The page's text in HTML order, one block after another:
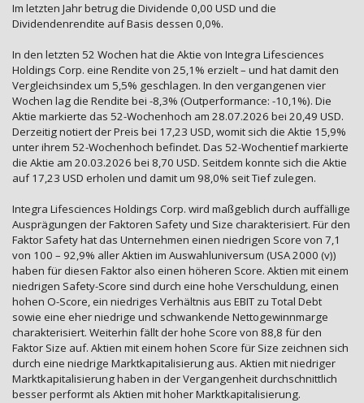
Im letzten Jahr betrug die Dividende 0,00 USD und die
Dividendenrendite auf Basis dessen 0,0%.
In den letzten 52 Wochen hat die Aktie von Integra Lifesciences
Holdings Corp. eine Rendite von 25,1% erzielt – und hat damit den
Vergleichsindex um 5,5% geschlagen. In den vergangenen vier
Wochen lag die Rendite bei -8,3% (Outperformance: -10,1%). Die
Aktie markierte das 52-Wochenhoch am 28.07.2026 bei 20,49 USD.
Derzeitig notiert der Preis bei 17,23 USD, womit sich die Aktie 15,9%
unter ihrem 52-Wochenhoch befindet. Das 52-Wochentief markierte
die Aktie am 20.03.2026 bei 8,70 USD. Seitdem konnte sich die Aktie
auf 17,23 USD erholen und damit um 98,0% seit Tief zulegen.
Integra Lifesciences Holdings Corp. wird maßgeblich durch auffällige
Ausprägungen der Faktoren Safety und Size charakterisiert. Für den
Faktor Safety hat das Unternehmen einen niedrigen Score von 7,1
von 100 – 92,9% aller Aktien im Auswahluniversum (USA 2000 (v))
haben für diesen Faktor also einen höheren Score. Aktien mit einem
niedrigen Safety-Score sind durch eine hohe Verschuldung, einen
hohen O-Score, ein niedriges Verhältnis aus EBIT zu Total Debt
sowie eine eher niedrige und schwankende Nettogewinnmarge
charakterisiert. Weiterhin fällt der hohe Score von 88,8 für den
Faktor Size auf. Aktien mit einem hohen Score für Size zeichnen sich
durch eine niedrige Marktkapitalisierung aus. Aktien mit niedriger
Marktkapitalisierung haben in der Vergangenheit durchschnittlich
besser performt als Aktien mit hoher Marktkapitalisierung.